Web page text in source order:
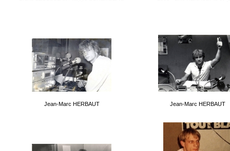
Jean-Marc HERBAUT Jean-Marc HERBAUT